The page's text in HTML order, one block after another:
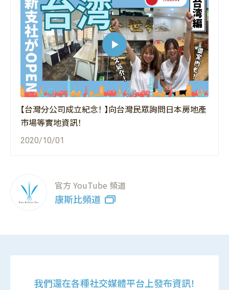
【台灣分公司成立紀念！ 】向台灣民眾詢問日本房地產
市場等實地資訊！
2020/10/01
官方 YouTube 頻道
康斯比頻道
我們還在各種社交媒體平台上發布資訊！